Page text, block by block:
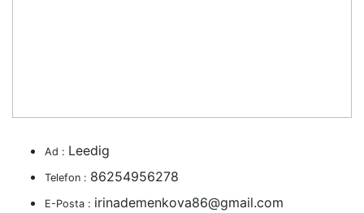
Ad : Leedig
Telefon : 86254956278
E-Posta : irinademenkova86@gmail.com